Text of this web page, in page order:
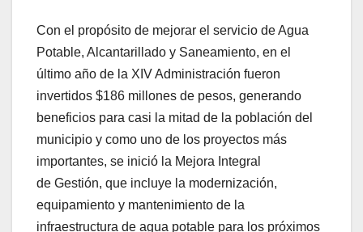
Con el propósito de mejorar el servicio de Agua
Potable, Alcantarillado y Saneamiento, en el
último año de la XIV Administración fueron
invertidos $186 millones de pesos, generando
beneficios para casi la mitad de la población del
municipio y como uno de los proyectos más
importantes, se inició la Mejora Integral
de Gestión, que incluye la modernización,
equipamiento y mantenimiento de la
infraestructura de agua potable para los próximos